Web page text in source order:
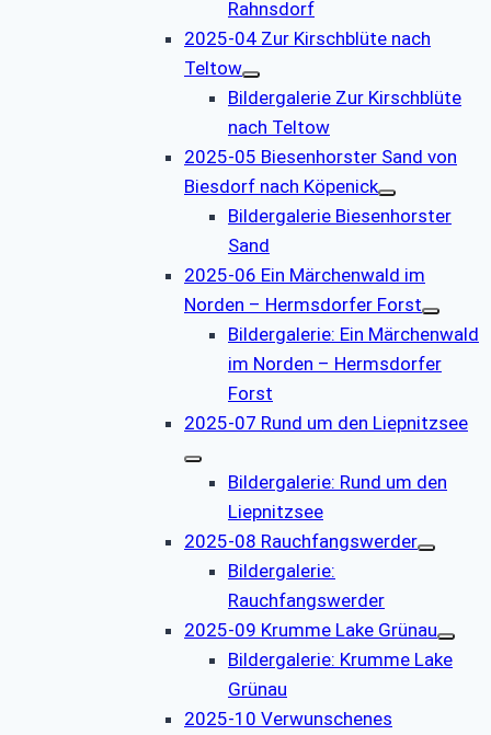
Rahnsdorf
2025-04 Zur Kirschblüte nach
Teltow
Bildergalerie Zur Kirschblüte
nach Teltow
2025-05 Biesenhorster Sand von
Biesdorf nach Köpenick
Bildergalerie Biesenhorster
Sand
2025-06 Ein Märchenwald im
Norden – Hermsdorfer Forst
Bildergalerie: Ein Märchenwald
im Norden – Hermsdorfer
Forst
2025-07 Rund um den Liepnitzsee
Bildergalerie: Rund um den
Liepnitzsee
2025-08 Rauchfangswerder
Bildergalerie:
Rauchfangswerder
2025-09 Krumme Lake Grünau
Bildergalerie: Krumme Lake
Grünau
2025-10 Verwunschenes